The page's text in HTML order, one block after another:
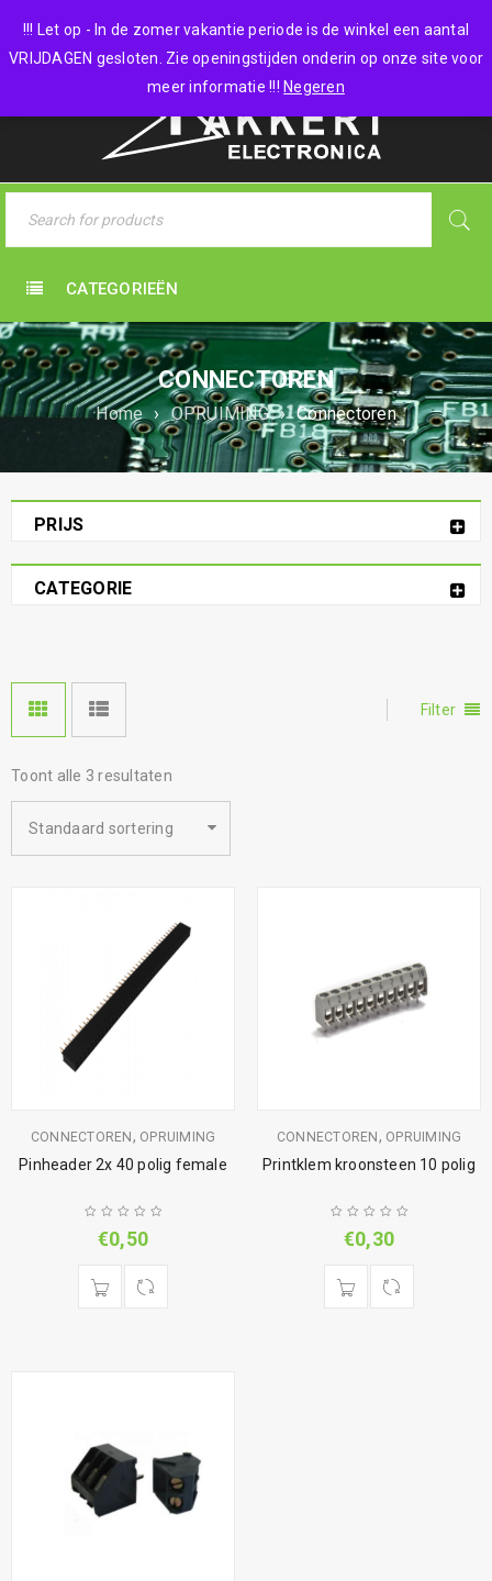
!!! Let op - In de zomer vakantie periode is de winkel een aantal
VRIJDAGEN gesloten. Zie openingstijden onderin op onze site voor
meer informatie !!! Negeren
0 items - €0,00
CATEGORIEËN
CONNECTOREN
Home › OPRUIMING › Connectoren
PRIJS
CATEGORIE
Filter
Toont alle 3 resultaten
Standaard sortering
CONNECTOREN , OPRUIMING
Pinheader 2x 40 polig female
€0,50
CONNECTOREN , OPRUIMING
Printklem kroonsteen 10 polig
€0,30